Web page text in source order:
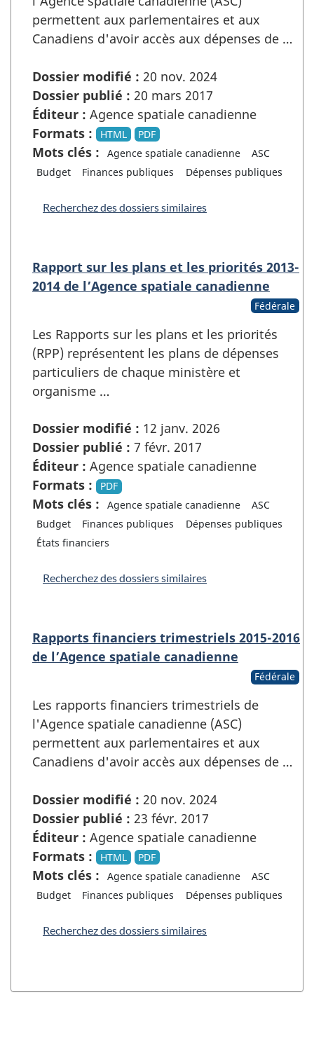
permettent aux parlementaires et aux
Canadiens d'avoir accès aux dépenses de …
Dossier modifié : 20 nov. 2024
Dossier publié : 20 mars 2017
Éditeur : Agence spatiale canadienne
Formats :
HTML PDF
Mots clés : Agence spatiale canadienne
ASC
Budget
Finances publiques Dépenses publiques
Recherchez des dossiers similaires
Rapport sur les plans et les priorités 2013-
2014 de l’Agence spatiale canadienne
Fédérale
Les Rapports sur les plans et les priorités
(RPP) représentent les plans de dépenses
particuliers de chaque ministère et
organisme …
Dossier modifié : 12 janv. 2026
Dossier publié : 7 févr. 2017
Éditeur : Agence spatiale canadienne
Formats :
PDF
Mots clés : Agence spatiale canadienne
ASC
Budget
Finances publiques
Dépenses publiques
États financiers
Recherchez des dossiers similaires
Rapports financiers trimestriels 2015-2016
de l’Agence spatiale canadienne
Fédérale
Les rapports financiers trimestriels de
l'Agence spatiale canadienne (ASC)
permettent aux parlementaires et aux
Canadiens d'avoir accès aux dépenses de …
Dossier modifié : 20 nov. 2024
Dossier publié : 23 févr. 2017
Éditeur : Agence spatiale canadienne
Formats :
HTML PDF
Mots clés : Agence spatiale canadienne
ASC
Budget
Finances publiques Dépenses publiques
Recherchez des dossiers similaires